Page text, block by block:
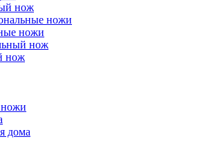
нож
ножи
ножи
нож
нож
дома